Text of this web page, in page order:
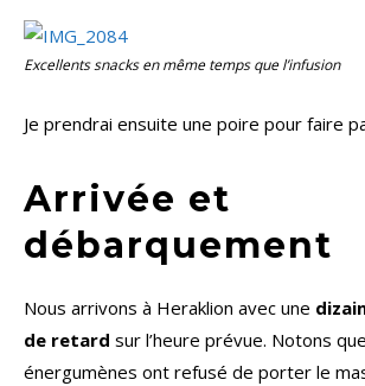
Excellents snacks en même temps que l’infusion
Je prendrai ensuite une poire pour faire
Arrivée et
débarquement
Nous arrivons à Heraklion avec une
de retard sur l’heure prévue. Notons
énergumènes ont refusé de porter le